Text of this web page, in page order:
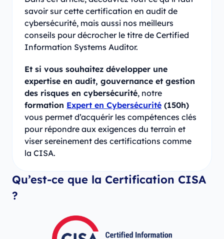
savoir sur cette certification en audit de
cybersécurité, mais aussi nos meilleurs
conseils pour décrocher le titre de Certified
Information Systems Auditor.
Et si vous souhaitez développer une
expertise en audit, gouvernance et gestion
des risques en cybersécurité, notre
formation Expert en Cybersécurité (150h)
vous permet d’acquérir les compétences clés
pour répondre aux exigences du terrain et
viser sereinement des certifications comme
la CISA.
Qu’est-ce que la Certification CISA
?